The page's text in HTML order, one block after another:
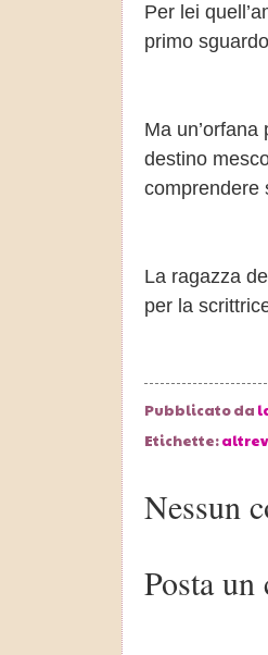
Per lei
primo
Ma
destino
comprendere
La ragazza
per la
Pubblicato da
Etichette:
Nessun
Posta un